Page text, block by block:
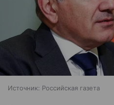
Источник: Российская газета